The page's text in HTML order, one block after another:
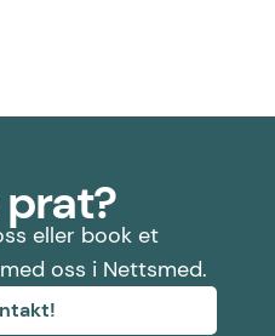
prat?
eller book et
oss i Nettsmed.